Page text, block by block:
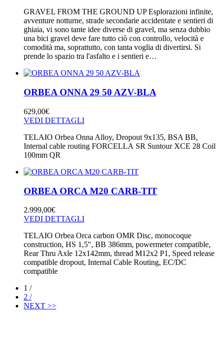
GRAVEL FROM THE GROUND UP Esplorazioni infinite,
avventure notturne, strade secondarie accidentate e sentieri di
ghiaia, vi sono tante idee diverse di gravel, ma senza dubbio
una bici gravel deve fare tutto ciò con controllo, velocità e
comodità ma, soprattutto, con tanta voglia di divertirsi. Si
prende lo spazio tra l'asfalto e i sentieri e…
ORBEA ONNA 29 50 AZV-BLA
629,00€
VEDI DETTAGLI
TELAIO Orbea Onna Alloy, Dropout 9x135, BSA BB,
Internal cable routing FORCELLA SR Suntour XCE 28 Coil
100mm QR
ORBEA ORCA M20 CARB-TIT
2.999,00€
VEDI DETTAGLI
TELAIO Orbea Orca carbon OMR Disc, monocoque
construction, HS 1,5", BB 386mm, powermeter compatible,
Rear Thru Axle 12x142mm, thread M12x2 P1, Speed release
compatible dropout, Internal Cable Routing, EC/DC
compatible
1 /
2 /
NEXT >>